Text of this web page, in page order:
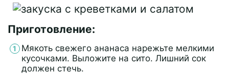
Приготовление:
Мякоть свежего ананаса нарежьте мелкими
кусочками. Выложите на сито. Лишний сок
должен стечь.